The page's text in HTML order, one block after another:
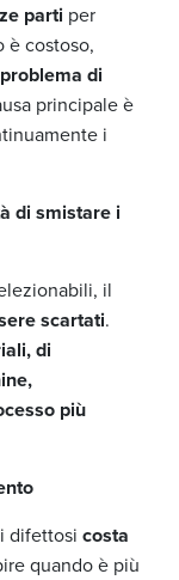
parti per
è costoso,
di
principale è
i
di smistare i
il
scartati.
di
più
difettosi costa
quando è più